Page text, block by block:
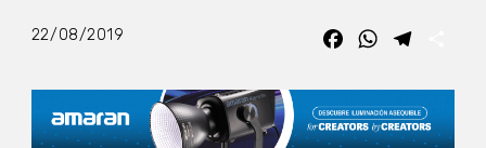
22/08/2019 FacebookWhatsApp